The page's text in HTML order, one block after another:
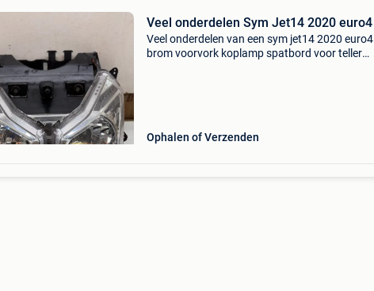
Veel onderdelen Sym Jet14 2020 euro4
Veel onderdelen van een sym jet14 2020 euro4
brom voorvork koplamp spatbord voor teller
Ophalen of Verzenden